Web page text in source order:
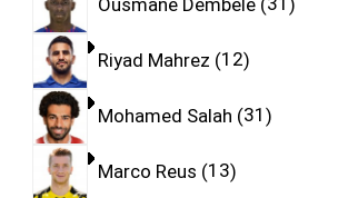
Riyad Mahrez 12
Mohamed Salah 31
Marco Reus 13